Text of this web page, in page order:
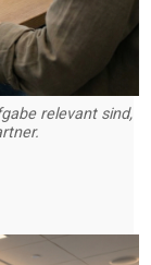
relevant sind,